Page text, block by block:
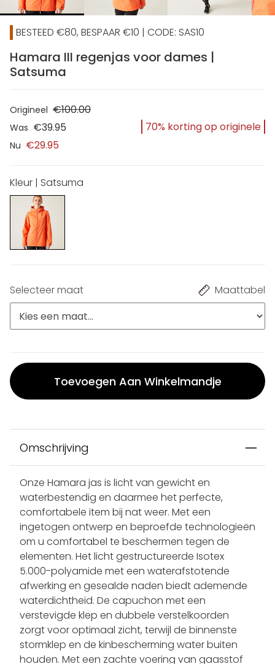
BESTEED €80, BESPAAR €10 | CODE: SAS10
Hamara III regenjas voor dames |
Satsuma
Origineel €100.00
Was €39.95
Nu €29.95
70% korting op originele
Kleur | Satsuma
Selecteer maat Maattabel
Toevoegen Aan Winkelmandje
Omschrijving
Onze Hamara jas is licht van gewicht en
waterbestendig en daarmee het perfecte,
comfortabele item bij nat weer. Met een
ingetogen ontwerp en beproefde technologieën
om u comfortabel te beschermen tegen de
elementen. Het licht gestructureerde Isotex
5.000-polyamide met een waterafstotende
afwerking en gesealde naden biedt ademende
waterdichtheid. De capuchon met een
verstevigde klep en dubbele verstelkoorden
zorgt voor optimaal zicht, terwijl de binnenste
stormklep en de kinbescherming water buiten
houden. Met een zachte voering van gaasstof